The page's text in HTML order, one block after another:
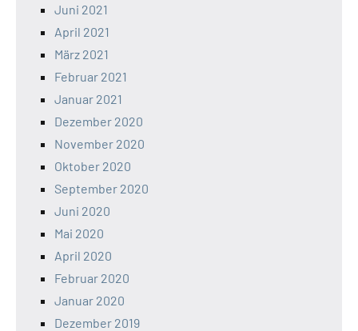
Juni 2021
April 2021
März 2021
Februar 2021
Januar 2021
Dezember 2020
November 2020
Oktober 2020
September 2020
Juni 2020
Mai 2020
April 2020
Februar 2020
Januar 2020
Dezember 2019